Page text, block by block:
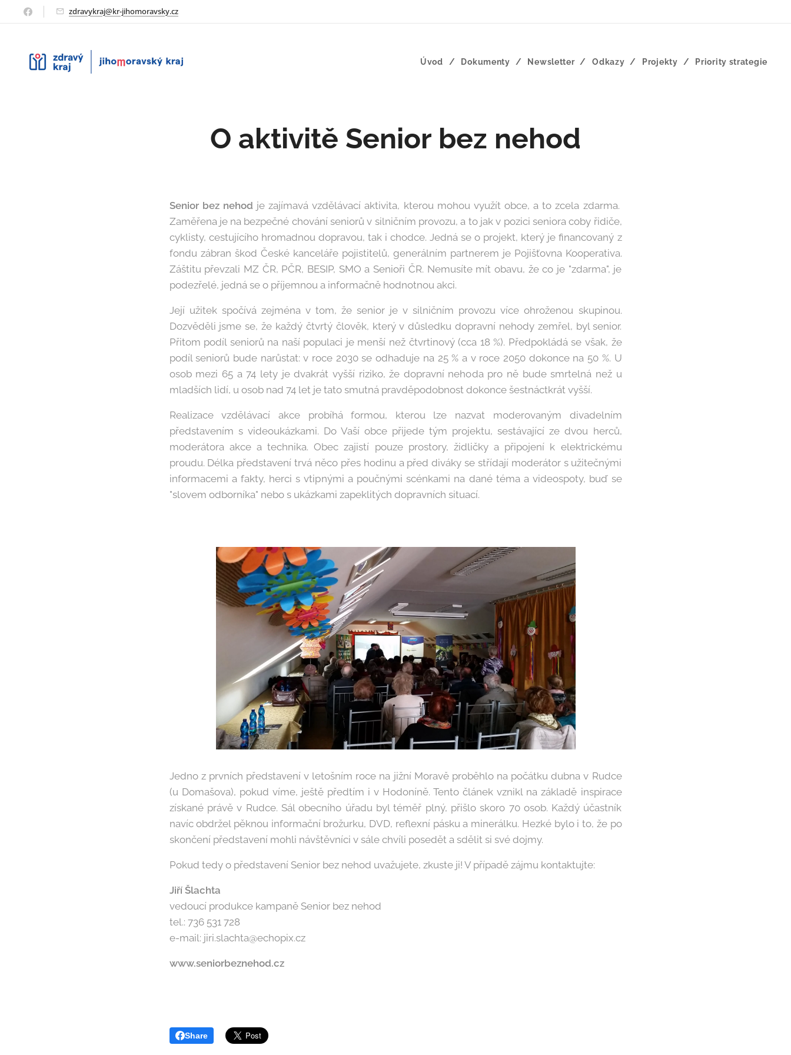
zdravykraj@kr-jihomoravsky.cz
Úvod Dokumenty Newsletter Odkazy Projekty Priority strategie
O aktivitě Senior bez nehod
Senior bez nehod je zajímavá vzdělávací aktivita, kterou mohou využít obce, a to zcela zdarma.
Zaměřena je na bezpečné chování seniorů v silničním provozu, a to jak v pozici seniora coby řidiče,
cyklisty, cestujícího hromadnou dopravou, tak i chodce. Jedná se o projekt, který je financovaný z
fondu zábran škod České kanceláře pojistitelů, generálním partnerem je Pojišťovna Kooperativa.
Záštitu převzali MZ ČR, PČR, BESIP, SMO a Senioři ČR. Nemusíte mít obavu, že co je "zdarma", je
podezřelé, jedná se o příjemnou a informačně hodnotnou akci.
Její užitek spočívá zejména v tom, že senior je v silničním provozu více ohroženou skupinou.
Dozvěděli jsme se, že každý čtvrtý člověk, který v důsledku dopravní nehody zemřel, byl senior.
Přitom podíl seniorů na naší populaci je menší než čtvrtinový (cca 18 %). Předpokládá se však, že
podíl seniorů bude narůstat: v roce 2030 se odhaduje na 25 % a v roce 2050 dokonce na 50 %. U
osob mezi 65 a 74 lety je dvakrát vyšší riziko, že dopravní nehoda pro ně bude smrtelná než u
mladších lidí, u osob nad 74 let je tato smutná pravděpodobnost dokonce šestnáctkrát vyšší.
Realizace vzdělávací akce probíhá formou, kterou lze nazvat moderovaným divadelním
představením s videoukázkami. Do Vaší obce přijede tým projektu, sestávající ze dvou herců,
moderátora akce a technika. Obec zajistí pouze prostory, židličky a připojení k elektrickému
proudu. Délka představení trvá něco přes hodinu a před diváky se střídají moderátor s užitečnými
informacemi a fakty, herci s vtipnými a poučnými scénkami na dané téma a videospoty, buď se
"slovem odborníka" nebo s ukázkami zapeklitých dopravních situací.
Jedno z prvních představení v letošním roce na jižní Moravě proběhlo na počátku dubna v Rudce
(u Domašova), pokud víme, ještě předtím i v Hodoníně. Tento článek vznikl na základě inspirace
získané právě v Rudce. Sál obecního úřadu byl téměř plný, přišlo skoro 70 osob. Každý účastník
navíc obdržel pěknou informační brožurku, DVD, reflexní pásku a minerálku. Hezké bylo i to, že po
skončení představení mohli návštěvníci v sále chvíli posedět a sdělit si své dojmy.
Pokud tedy o představení Senior bez nehod uvažujete, zkuste ji! V případě zájmu kontaktujte:
Jiří Šlachta
vedoucí produkce kampaně Senior bez nehod
tel.: 736 531 728
e-mail: jiri.slachta@echopix.cz
www.seniorbeznehod.cz
Share